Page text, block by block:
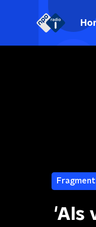
Fragment
'Als